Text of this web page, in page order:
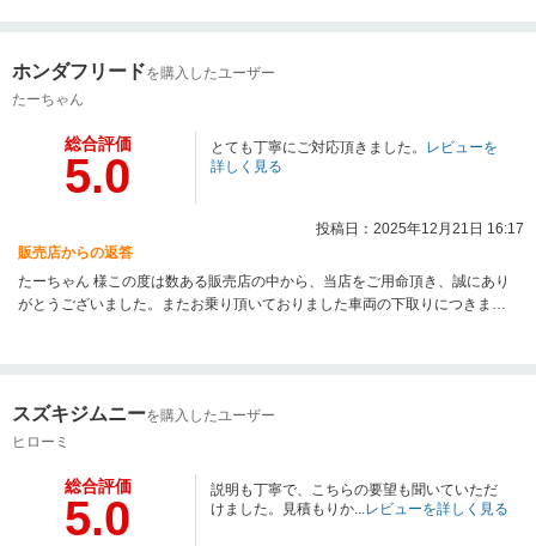
ご不明点はございませんでしょうか？些細な事でもお困りごとがございまし
ヒーローズン様のご役に立てるようにサポートしてまいりますので、今後と
もスーパーオートバックス・仙台泉加茂店をよろしくお願い申し上げます。
す！新しい愛車であるマツダのCX-５と沢山の思い出をお作り下さい！そして
安心安全なカーライフをお過ごしください☆彡今後とも、よろしくお願い申
し上げます。
ホンダフリードを購入したユーザー
たーちゃん
総合評価
5.0
とても丁寧にご対応頂きました。 レビューを
詳しく見る
投稿日：2025年12月21日 16:17
販売店からの返答
たーちゃん 様この度は数ある販売店の中から、当店をご用命頂き、誠にあり
がとうございました。またお乗り頂いておりました車両の下取りにつきまし
軽にご連絡ください。オートバックスでは、納車後のアフターフォローにも
たら幸いでございます。納車時にお話ししましたが、新しいお車になります
ので、運転になれるためにお時間が掛かる可能性がございます。もしボディ
い。※板金作業 30,000円を限度に補償いたします。まずは安全運転で事故の
ないようにカーライフをお楽しみください。担当の私も、まだまだ未熟者で
はありますが、精いっぱいお役に立てるように努力しますので、ぜひお問い
スズキジムニーを購入したユーザー
ヒローミ
総合評価
5.0
説明も丁寧で、こちらの要望も聞いていただ
けました。見積もりか...レビューを詳しく見る